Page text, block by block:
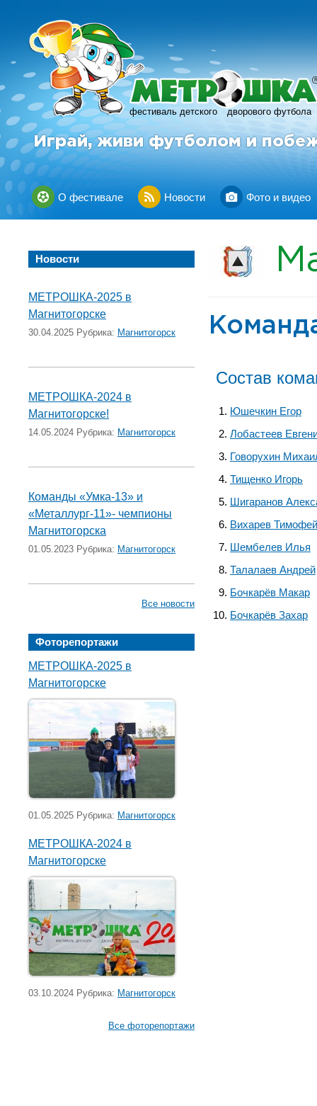
фестиваль детского дворового футбола
R
Играй, живи футболом и
О фестивале Новости Фото и видео
Новости
МЕТРОШКА-2025 в
Магнитогорске
30.04.2025 Рубрика: Магнитогорск
МЕТРОШКА-2024 в
Магнитогорске!
14.05.2024 Рубрика: Магнитогорск
Команды «Умка-13» и
«Металлург-11»- чемпионы
Магнитогорска
01.05.2023 Рубрика: Магнитогорск
Все новости
Фоторепортажи
МЕТРОШКА-2025 в
Магнитогорске
01.05.2025 Рубрика: Магнитогорск
МЕТРОШКА-2024 в
Магнитогорске
03.10.2024 Рубрика: Магнитогорск
Все фоторепортажи
Состав
Юшечкин Егор
Лобастеев
Говорухин
Тищенко Игорь
Шигаранов
Вихарев Тимофей
Шембелев Илья
Талалаев Андрей
Бочкарёв Макар
Бочкарёв Захар